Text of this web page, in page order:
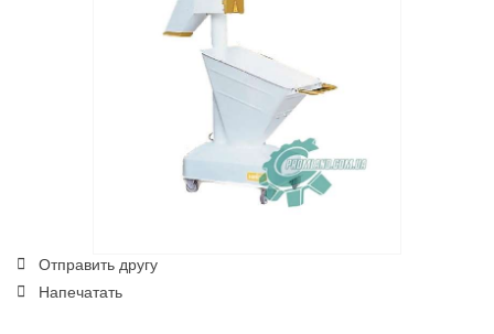
Отправить другу
Напечатать